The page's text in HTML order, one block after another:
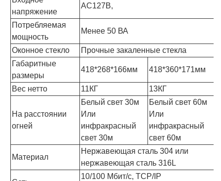
напряжение
AC127В,
Потребляемая
мощность
Менее 50 ВА
Оконное стекло
Прочные закаленные стекла
Габаритные
размеры
418*268*166мм 418*360*171мм
Вес нетто 11КГ 13КГ
На расстоянии
огней
Белый свет 30м
Или
инфракрасный
свет 30м
Белый свет 60м
Или
инфракрасный
свет 60м
Материал
Нержавеющая сталь 304 или
нержавеющая сталь 316L
10/100 Мбит/с, TCP/IP